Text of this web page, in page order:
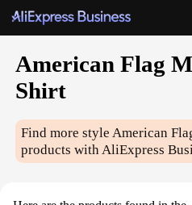
American Flag
Shirt
Find more styleAmerican
products with AliExpress